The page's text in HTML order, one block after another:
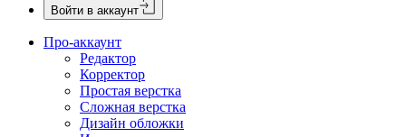
Войти в аккаунт
Про-аккаунт
Редактор
Корректор
Простая верстка
Сложная верстка
Дизайн обложки